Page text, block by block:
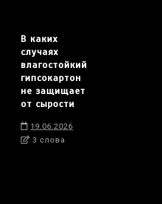
В каких
случаях
влагостойкий
гипсокартон
не защищает
от сырости
19.06.2026
3 слова